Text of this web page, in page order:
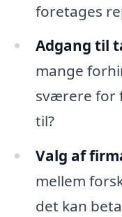
foretages
Adgang til
mange
sværere for
til?
Valg af
mellem
det kan